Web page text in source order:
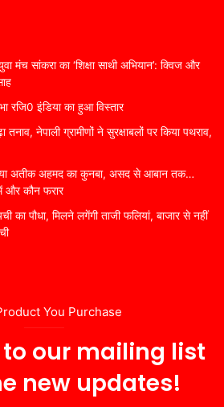
मंच सांकरा का ‘शिक्षा साथी अभियान’: क्विज और
रजि0 इंडिया का हुआ विस्तार
तनाव, नेपाली ग्रामीणों ने सुरक्षाबलों पर किया पथराव,
अतीक अहमद का कुनबा, असद से आबान तक…
और कौन फरार
का पौधा, मिलने लगेंगी ताजी फलियां, बाजार से नहीं
You Purchase
our mailing list
new updates!